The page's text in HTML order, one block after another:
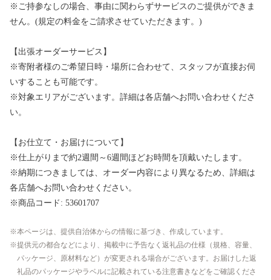
※ご持参なしの場合、事由に関わらずサービスのご提供ができま
せん。(規定の料金をご請求させていただきます。)
【出張オーダーサービス】
※寄附者様のご希望日時・場所に合わせて、スタッフが直接お伺
いすることも可能です。
※対象エリアがございます。詳細は各店舗へお問い合わせくださ
い。
【お仕立て・お届けについて】
※仕上がりまで約2週間～6週間ほどお時間を頂戴いたします。
※納期につきましては、オーダー内容により異なるため、詳細は
各店舗へお問い合わせください。
※商品コード: 53601707
本ページは、提供自治体からの情報に基づき、作成しています。
提供元の都合などにより、掲載中に予告なく返礼品の仕様（規格、容量、
パッケージ、原材料など）が変更される場合がございます。お届けした返
礼品のパッケージやラベルに記載されている注意書きなどをご確認くださ